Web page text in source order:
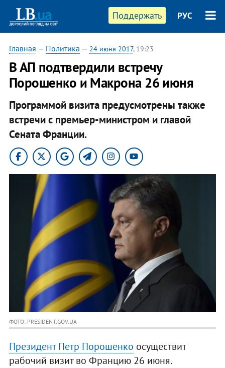
Поддержать РУС
Главная — Политика — 24 июня 2017, 19:23
В АП подтвердили встречу
Порошенко и Макрона 26 июня
Программой визита предусмотрены также
встречи с премьер-министром и главой
Сената Франции.
ФОТО: PRESIDENT.GOV.UA
Президент Петр Порошенко осуществит
рабочий визит во Францию 26 июня.